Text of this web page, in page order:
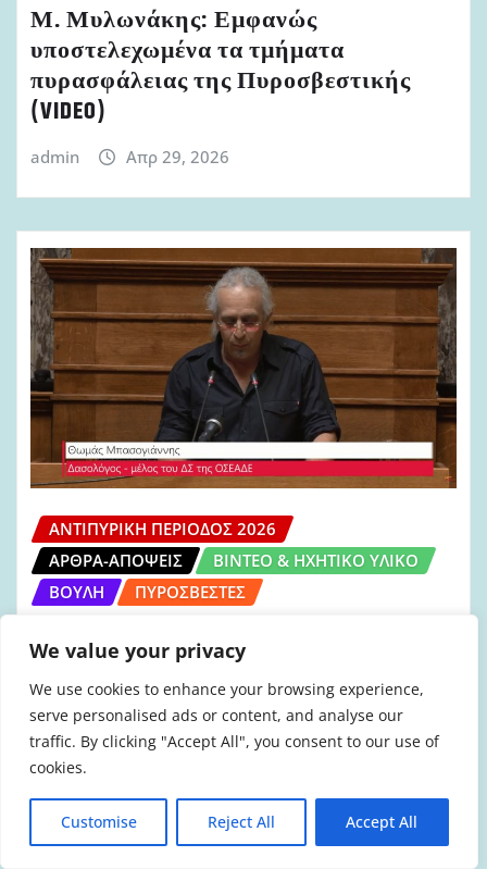
We value your privacy
We use cookies to enhance your browsing experience,
serve personalised ads or content, and analyse our
traffic. By clicking "Accept All", you consent to our use of
cookies.
Customise Reject All Accept All
Μ. Μυλωνάκης: Εμφανώς
υποστελεχωμένα τα τμήματα
πυρασφάλειας της Πυροσβεστικής
(VIDEO)
admin Απρ 29, 2026
ΑΝΤΙΠΥΡΙΚΉ ΠΕΡΊΟΔΟΣ 2026
ΆΡΘΡΑ-ΑΠΌΨΕΙΣ
ΒΊΝΤΕΟ & ΗΧΗΤΙΚΌ ΥΛΙΚΌ
ΒΟΥΛΉ
ΠΥΡΟΣΒΈΣΤΕΣ
στρέμματα δασικών οικοσυστημάτων
θυσιάζονται στο βωμό της
κερδοφορίας (VIDEO)
admin